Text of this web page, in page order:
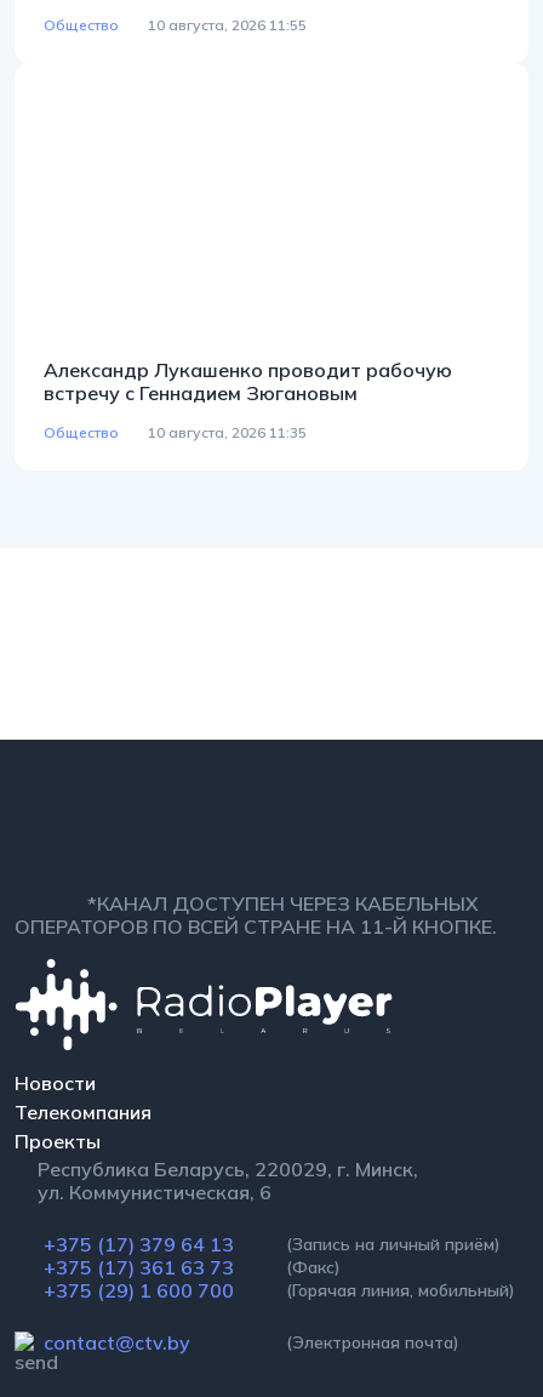
Общество 10 августа, 2026 11:55
Александр Лукашенко проводит рабочую
встречу с Геннадием Зюгановым
Общество 10 августа, 2026 11:35
*КАНАЛ ДОСТУПЕН ЧЕРЕЗ КАБЕЛЬНЫХ
ОПЕРАТОРОВ ПО ВСЕЙ СТРАНЕ НА 11-Й КНОПКЕ.
Новости
Телекомпания
Проекты
Республика Беларусь, 220029, г. Минск,
ул. Коммунистическая, 6
+375 (17) 379 64 13 (Запись на личный приём)
+375 (17) 361 63 73 (Факс)
+375 (29) 1 600 700 (Горячая линия, мобильный)
contact@ctv.by (Электронная почта)